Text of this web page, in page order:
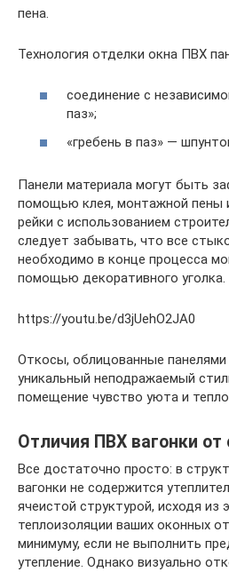
пена.
Технология отделки окна ПВХ
соединение с
паз»;
«гребень в паз» —
Панели материала могут быть
помощью клея, монтажной пены
рейки с использованием
следует забывать, что все
необходимо в конце процесса
помощью декоративного уголка.
https://youtu.be/d3jUehO2JA0
Откосы, облицованные
уникальный неподражаемый
помещение чувство уюта и
Отличия ПВХ вагонки от
Все достаточно просто: в
вагонки не содержится
ячеистой структурой, исходя из
теплоизоляции ваших оконных
минимуму, если не выполнить
утепление. Однако визуально